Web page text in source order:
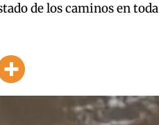
de los caminos en